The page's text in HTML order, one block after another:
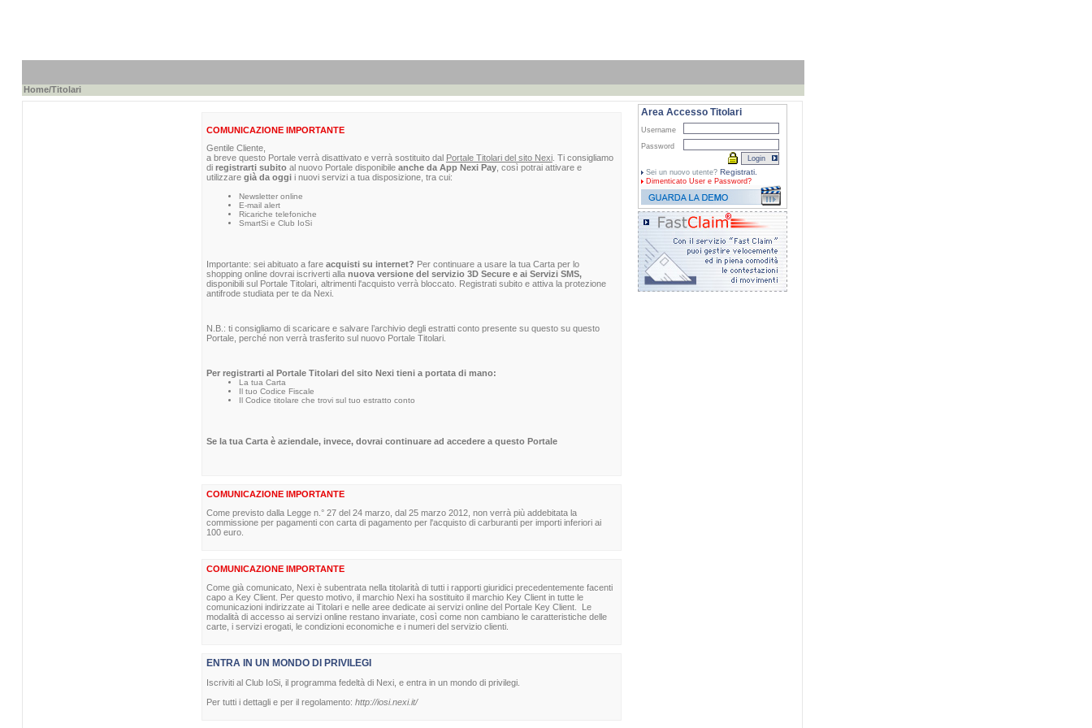
Home/Titolari
COMUNICAZIONE IMPORTANTE
Gentile Cliente,
a breve questo Portale verrà disattivato e verrà sostituito dal Portale Titolari del sito Nexi. Ti consigliamo
diregistrarti subitoal nuovo Portale disponibile anche da App Nexi Pay, così potrai attivare e
utilizzare già da oggii nuovi servizi a tua disposizione, tra cui:
Newsletter online
E-mail alert
Ricariche telefoniche
SmartSi e Club IoSi
Importante: sei abituato a fare acquisti su internet? Per continuare a usare la tua Carta per lo
shopping online dovrai iscriverti alla nuova versione del servizio 3D Secure e ai Servizi SMS,
disponibili sul Portale Titolari, altrimenti l'acquisto verrà bloccato. Registrati subito e attiva la protezione
antifrode studiata per te da Nexi.
N.B.: ti consigliamo di scaricare e salvare l’archivio degli estratti conto presente su questo su questo
Portale, perché non verrà trasferito sul nuovo Portale Titolari.
Per registrarti al Portale Titolari del sito Nexi tieni a portata di mano:
La tua Carta
Il tuo Codice Fiscale
Il Codice titolare che trovi sul tuo estratto conto
Se la tua Carta è aziendale, invece, dovrai continuare ad accedere a questo Portale
COMUNICAZIONE IMPORTANTE
Come previsto dalla Legge n.° 27 del 24 marzo, dal 25 marzo 2012, non verrà più addebitata la
commissione per pagamenti con carta di pagamento per l'acquisto di carburanti per importi inferiori ai
100 euro.
COMUNICAZIONE IMPORTANTE
Come già comunicato, Nexi è subentrata nella titolarità di tutti i rapporti giuridici precedentemente facenti
capo a Key Client. Per questo motivo, il marchio Nexi ha sostituito il marchio Key Client in tutte le
comunicazioni indirizzate ai Titolari e nelle aree dedicate ai servizi online del Portale Key Client. Le
modalità di accesso ai servizi online restano invariate, così come non cambiano le caratteristiche delle
carte, i servizi erogati, le condizioni economiche e i numeri del servizio clienti.
ENTRA IN UN MONDO DI PRIVILEGI
Iscriviti al Club IoSi, il programma fedeltà di Nexi, e entra in un mondo di privilegi.
Per tutti i dettagli e per il regolamento: http://iosi.nexi.it/
Area Accesso Titolari
Username
Password
Sei un nuovo utente? Registrati.
Dimenticato User e Password?